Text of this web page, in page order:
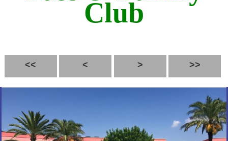
Club
<< < > >>